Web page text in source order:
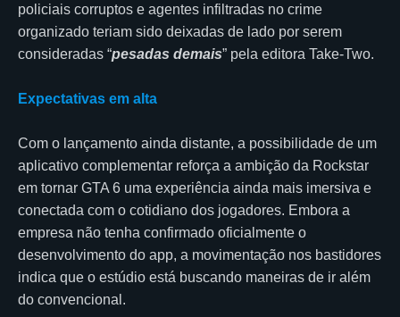
policiais corruptos e agentes infiltradas no crime
organizado teriam sido deixadas de lado por serem
consideradas “pesadas demais” pela editora Take-Two.
Expectativas em alta
Com o lançamento ainda distante, a possibilidade de um
aplicativo complementar reforça a ambição da Rockstar
em tornar GTA 6 uma experiência ainda mais imersiva e
conectada com o cotidiano dos jogadores. Embora a
empresa não tenha confirmado oficialmente o
desenvolvimento do app, a movimentação nos bastidores
indica que o estúdio está buscando maneiras de ir além
do convencional.